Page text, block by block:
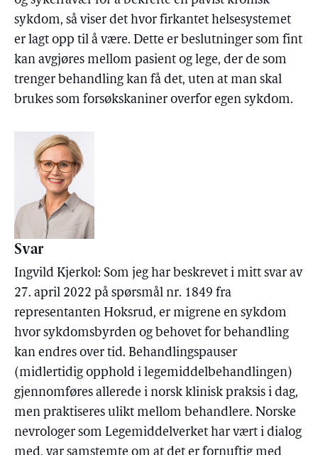
sykdom, så viser det hvor firkantet helsesystemet
er lagt opp til å være. Dette er beslutninger som fint
kan avgjøres mellom pasient og lege, der de som
trenger behandling kan få det, uten at man skal
brukes som forsøkskaniner overfor egen sykdom.
Svar
Ingvild Kjerkol: Som jeg har beskrevet i mitt svar av
27. april 2022 på spørsmål nr. 1849 fra
representanten Hoksrud, er migrene en sykdom
hvor sykdomsbyrden og behovet for behandling
kan endres over tid. Behandlingspauser
(midlertidig opphold i legemiddelbehandlingen)
gjennomføres allerede i norsk klinisk praksis i dag,
men praktiseres ulikt mellom behandlere. Norske
nevrologer som Legemiddelverket har vært i dialog